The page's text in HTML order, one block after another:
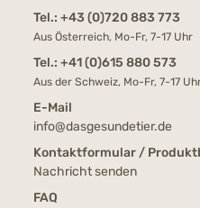
Tel.: +43 (0)720 883 773
Aus Österreich, Mo-Fr, 7-17 Uhr
Tel.: +41 (0)615 880 573
Aus der Schweiz, Mo-Fr, 7-17
E-Mail
info@dasgesundetier.de
Kontaktformular /
Nachricht senden
FAQ